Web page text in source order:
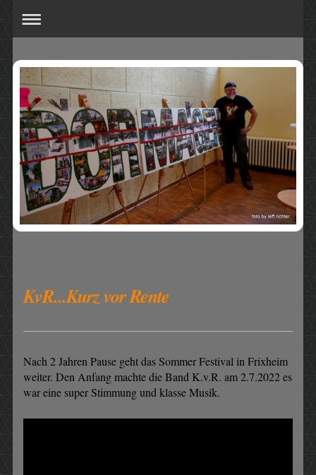
KvR...Kurz vor Rente
Nach 2 Jahren Pause geht das Sommer Festival in Frixheim
weiter. Den Anfang machte die Band K.v.R. am 2.7.2022 es
war eine super Stimmung und klasse Musik.